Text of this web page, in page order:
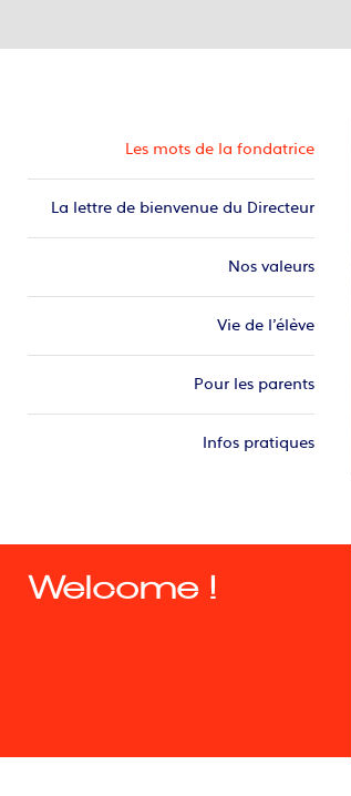
Les mots de la fondatrice
La lettre de bienvenue du Directeur
Nos valeurs
Vie de l’élève
Pour les parents
Infos pratiques
Welcome !